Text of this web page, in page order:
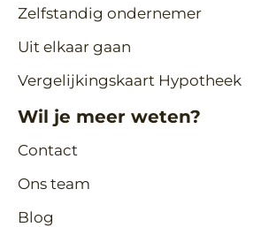
Zelfstandig ondernemer
Uit elkaar gaan
Vergelijkingskaart Hypotheek
Wil je meer weten?
Contact
Ons team
Blog